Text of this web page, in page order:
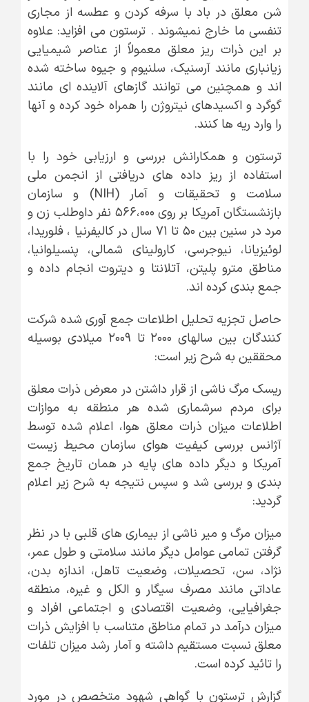
شن معلق در باد با سرفه کردن و عطسه از مجاری
تنفسی ما خارج نمیشوند . ترستون می افزاید: علاوه
بر این ذرات ریز معلق معمولاً از عناصر شیمیایی
زیانباری مانند آرسنیک، سلنیوم و جیوه ساخته شده
اند و همچنین می توانند گازهای آلاینده ای مانند
گوگرد و اکسیدهای نیتروژن را همراه خود کرده و آنها
را وارد ریه ها کنند.
ترستون و همکارانش بررسی و ارزیابی خود را با
استفاده از ریز داده های دریافتی از انجمن ملی
سلامت و تحقیقات و آمار (NIH) و سازمان
بازنشستگان آمریکا بر روی ۵۶۶،۰۰۰ نفر داوطلب زن و
مرد در سنین بین ۵۰ تا ۷۱ سال در کالیفرنیا ، فلوریدا،
لوئیزیانا، نیوجرسی، کارولینای شمالی، پنسیلوانیا،
مناطق مترو پلیتن، آتلانتا و دیتروت انجام داده و
جمع بندی کرده اند.
حاصل تجزیه تحلیل اطلاعات جمع آوری شده شرکت
کنندگان بین سالهای ۲۰۰۰ تا ۲۰۰۹ میلادی بوسیله
محققین به شرح زیر است:
ریسک مرگ ناشی از قرار داشتن در معرض ذرات معلق
برای مردم سرشماری شده هر منطقه به موازات
اطلاعات میزان ذرات معلق هوا، اعلام شده توسط
آژانس بررسی کیفیت هوای سازمان محیط زیست
آمریکا و دیگر داده های پایه در همان تاریخ جمع
بندی و بررسی شد و سپس نتیجه به شرح زیر اعلام
گردید:
میزان مرگ و میر ناشی از بیماری های قلبی با در نظر
گرفتن تمامی عوامل دیگر مانند سلامتی و طول عمر،
نژاد، سن، تحصیلات، وضعیت تاهل، اندازه بدن،
عاداتی مانند مصرف سیگار و الکل و غیره، منطقه
جغرافیایی، وضعیت اقتصادی و اجتماعی افراد و
میزان درآمد در تمام مناطق متناسب با افزایش ذرات
معلق نسبت مستقیم داشته و آمار رشد میزان تلفات
را تائید کرده است.
گزارش ترستون با گواهی شهود متخصص در مورد